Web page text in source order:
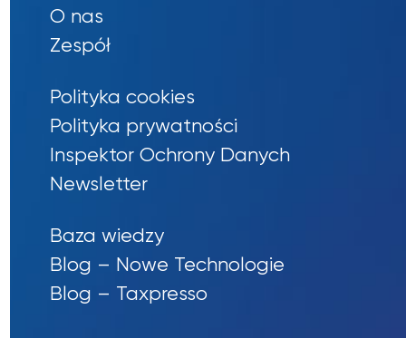
O nas
Zespół
Polityka cookies
Polityka prywatności
Inspektor Ochrony Danych
Newsletter
Baza wiedzy
Blog – Nowe Technologie
Blog – Taxpresso